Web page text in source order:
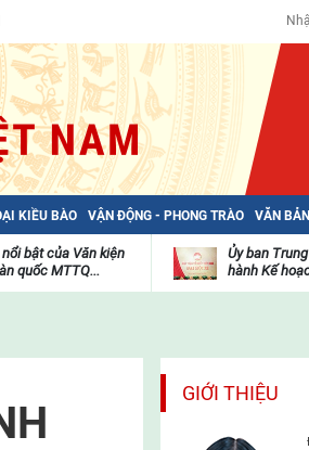
KIỀU BÀO VẬN ĐỘNG - PHONG TRÀO VĂN
bật của Văn kiện
quốc MTTQ...
mặt
trận
Ủy ban
hành Kế
GIỚI THIỆU